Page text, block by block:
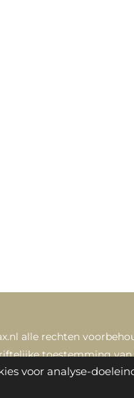
voor analyse-
alle rechten
toestemming van